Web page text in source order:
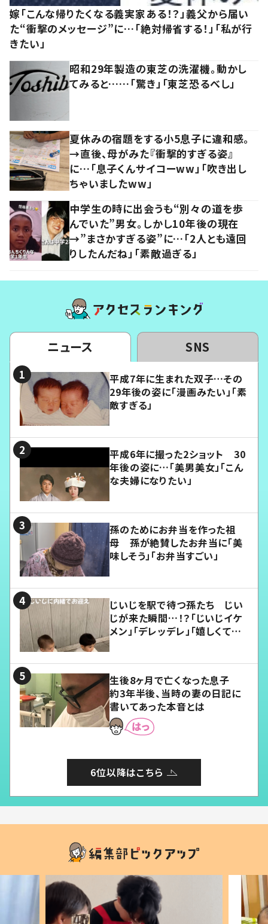
嫁「こんな帰りたくなる義実家ある！？」義父から届い
た“衝撃のメッセージ”に…「絶対帰省する！」「私が行
きたい」
昭和29年製造の東芝の洗濯機。動かし
てみると……「驚き」「東芝恐るべし」
夏休みの宿題をする小5息子に違和感。
→直後、母がみた『衝撃的すぎる姿』
に…「息子くんサイコーww」「吹き出し
ちゃいましたww」
中学生の時に出会うも“別々の道を歩
んでいた”男女。しかし10年後の現在
→”まさかすぎる姿”に…「2人とも遠回
りしたんだね」「素敵過ぎる」
ニュース SNS
平成7年に生まれた双子…その
29年後の姿に「漫画みたい」「素
敵すぎる」
平成6年に撮った2ショット 30
年後の姿に…「美男美女」「こん
な夫婦になりたい」
孫のためにお弁当を作った祖
母 孫が絶賛したお弁当に「美
味しそう」「お弁当すごい」
じいじを駅で待つ孫たち じい
じが来た瞬間…！？「じいじイケ
メン」「デレッデレ」「嬉しくて可
生後8ヶ月で亡くなった息子
約3年半後、当時の妻の日記に
書いてあった本音とは
6位以降はこちら